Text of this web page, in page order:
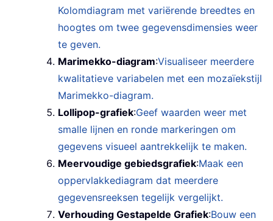
Kolomdiagram met variërende breedtes en
hoogtes om twee gegevensdimensies weer
te geven.
Marimekko-diagram:Visualiseer meerdere
kwalitatieve variabelen met een mozaïekstijl
Marimekko-diagram.
Lollipop-grafiek:Geef waarden weer met
smalle lijnen en ronde markeringen om
gegevens visueel aantrekkelijk te maken.
Meervoudige gebiedsgrafiek:Maak een
oppervlakkediagram dat meerdere
gegevensreeksen tegelijk vergelijkt.
Verhouding Gestapelde Grafiek:Bouw een